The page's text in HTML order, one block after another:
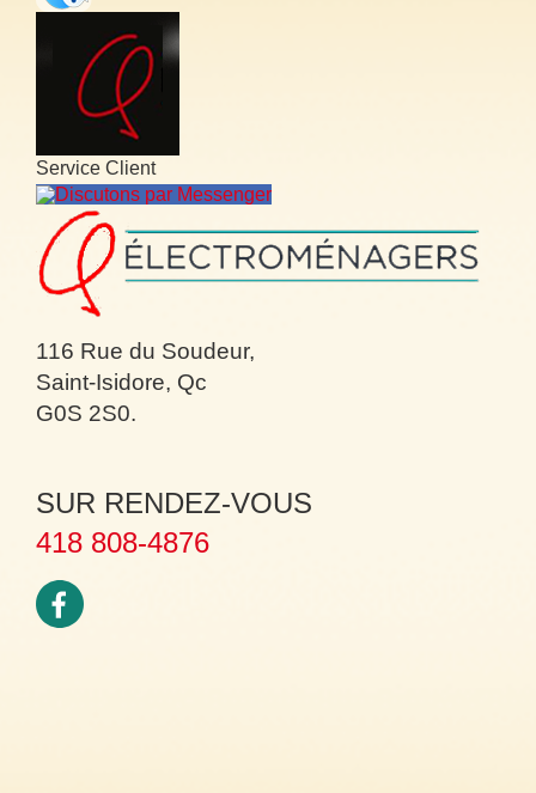
Service Client
Discutons par Messenger
116 Rue du Soudeur,
Saint-Isidore, Qc
G0S 2S0.
SUR RENDEZ-VOUS
418 808-4876